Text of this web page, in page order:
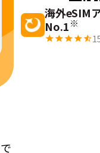
海外eSIM
No.1※